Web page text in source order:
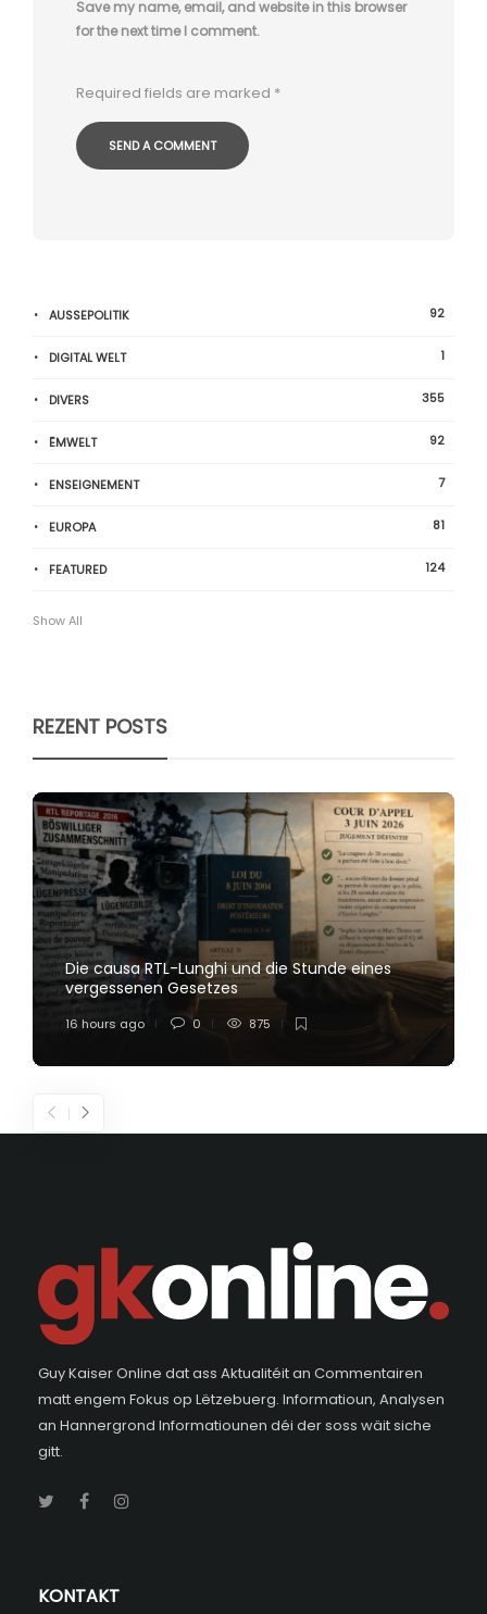
Save my name, email, and website in this browser
for the next time I comment.
Required fields are marked *
AUSSEPOLITIK 92
DIGITAL WELT 1
DIVERS 355
ËMWELT 92
ENSEIGNEMENT 7
EUROPA 81
FEATURED 124
Show All
REZENT POSTS
Die causa RTL-Lunghi und die Stunde eines
vergessenen Gesetzes
16 hours ago 0 875
Guy Kaiser Online dat ass Aktualitéit an Commentairen
matt engem Fokus op Lëtzebuerg. Informatioun, Analysen
an Hannergrond Informatiounen déi der soss wäit siche
gitt.
KONTAKT